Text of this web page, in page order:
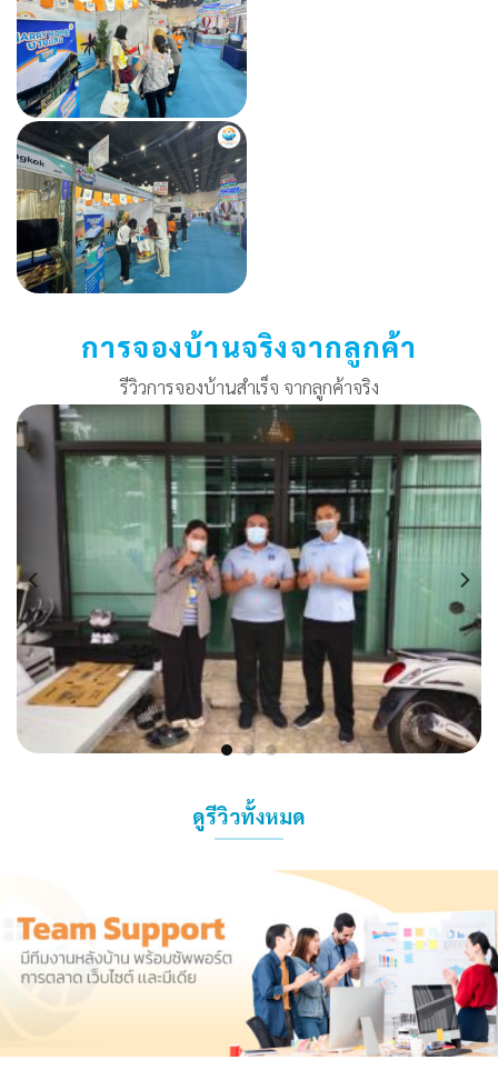
การจองบ้านจริงจากลูกค้า
รีวิวการจองบ้านสำเร็จ จากลูกค้าจริง
ดูรีวิวทั้งหมด